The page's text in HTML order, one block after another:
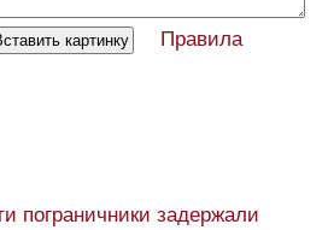
Правила
пограничники задержали